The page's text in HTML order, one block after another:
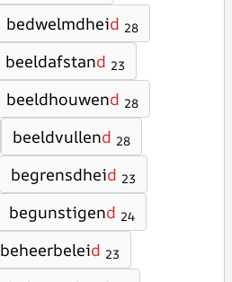
bedwelmdheid 28
beeldafstand 23
beeldhouwend 28
beeldvullend 28
begrensdheid 23
begunstigend 24
beheerbeleid 23